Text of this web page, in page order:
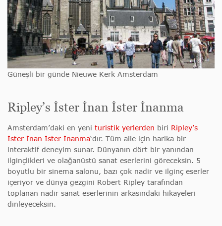
Güneşli bir günde Nieuwe Kerk Amsterdam
Ripley’s İster İnan İster İnanma
Amsterdam’daki en yeni turistik yerlerden biri Ripley’s
İster İnan İster İnanma‘dır. Tüm aile için harika bir
interaktif deneyim sunar. Dünyanın dört bir yanından
ilginçlikleri ve olağanüstü sanat eserlerini göreceksin. 5
boyutlu bir sinema salonu, bazı çok nadir ve ilginç eserler
içeriyor ve dünya gezgini Robert Ripley tarafından
toplanan nadir sanat eserlerinin arkasındaki hikayeleri
dinleyeceksin.